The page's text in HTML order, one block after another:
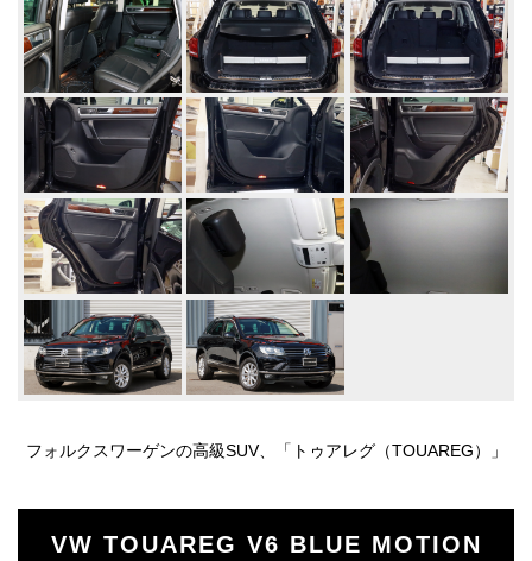
フォルクスワーゲンの高級SUV、「トゥアレグ（TOUAREG）」
VW TOUAREG V6 BLUE MOTION